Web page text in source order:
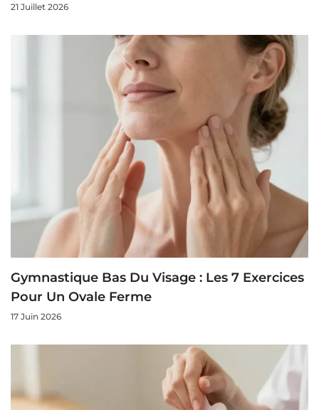
21 Juillet 2026
Gymnastique Bas Du Visage : Les 7 Exercices
Pour Un Ovale Ferme
17 Juin 2026